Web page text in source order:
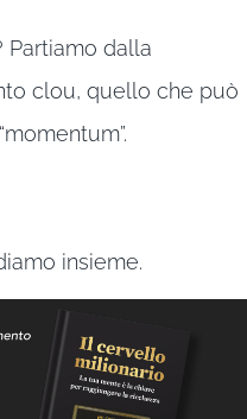
Partiamo dalla
clou, quello che può
insieme.